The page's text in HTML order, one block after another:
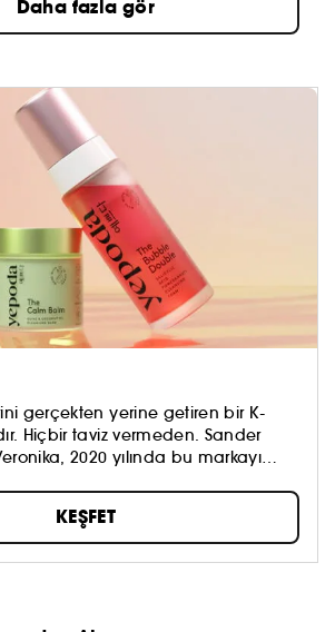
Daha fazla gör
gerçekten yerine getiren bir K-
Hiçbir taviz vermeden. Sander
2020 yılında bu markayı
güvenebileceğiniz özgün bir
kendilerine misyon edindiler.
KEŞFET